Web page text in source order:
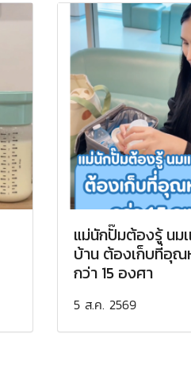
แม่นักปั๊มต้องรู้ นม
บ้าน ต้องเก็บที่อุ
กว่า 15 องศา
5 ส.ค. 2569